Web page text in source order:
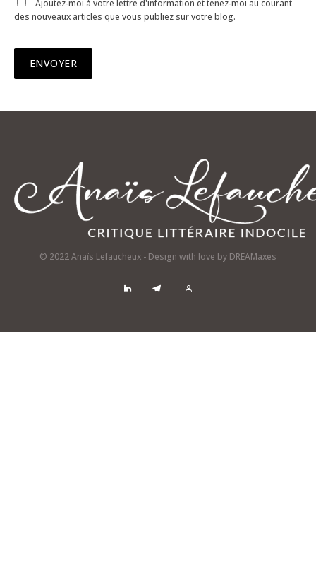
Ajoutez-moi à votre lettre d'information et tenez-moi au courant
des nouveaux articles que vous publiez sur votre blog.
© 2022 Anaïs Lefaucheux - Design with love by DREAMaxes